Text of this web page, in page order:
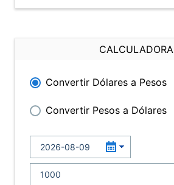
CALCULADORA
Convertir Dólares a Pesos
Convertir Pesos a Dólares